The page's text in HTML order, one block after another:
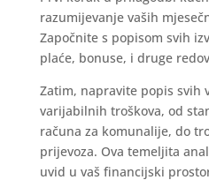
razumijevanje vaših
Započnite s popisom svih
plaće, bonuse, i druge
Zatim, napravite popis svih
varijabilnih troškova, od
računa za komunalije, do
prijevoza. Ova temeljita
uvid u vaš financijski